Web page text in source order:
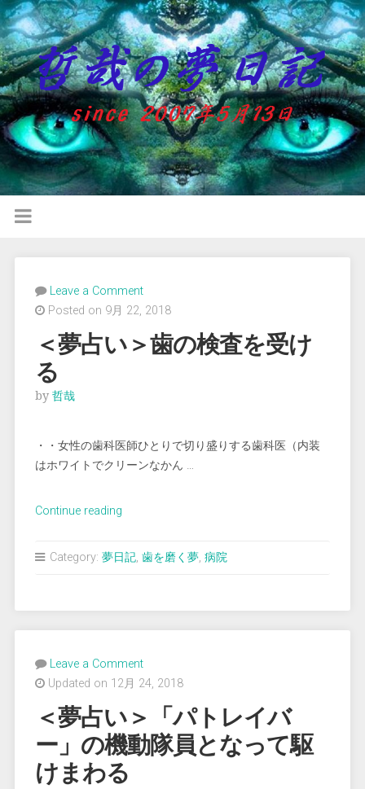
Leave a Comment
Posted on 9月 22, 2018
＜夢占い＞歯の検査を受け
る
by 哲哉
・・女性の歯科医師ひとりで切り盛りする歯科医（内装
はホワイトでクリーンなかん …
Continue reading“＜
占
歯
の
査
を
け
る”
Category: 夢日記, 歯を磨く夢, 病院
Leave a Comment
Updated on 12月 24, 2018
＜夢占い＞「パトレイバ
ー」の機動隊員となって駆
けまわる